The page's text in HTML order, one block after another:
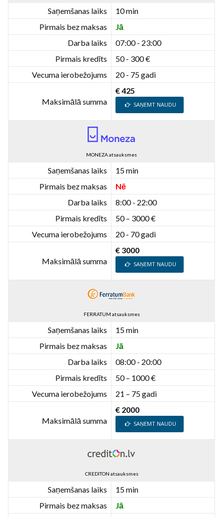
Saņemšanas laiks
10 min
Pirmais bez maksas
Jā
Darba laiks
07:00 - 23:00
Pirmais kredīts
50 - 300 €
Vecuma ierobežojums
20 - 75 gadi
Maksimālā summa
€ 425
SAŅEMT NAUDU
MONEZA atsauksmes
Saņemšanas laiks
15 min
Pirmais bez maksas
Nē
Darba laiks
8:00 - 22:00
Pirmais kredīts
50 – 3000 €
Vecuma ierobežojums
20 - 70 gadi
Maksimālā summa
€ 3000
SAŅEMT NAUDU
FERRATUM atsauksmes
Saņemšanas laiks
15 min
Pirmais bez maksas
Jā
Darba laiks
08:00 - 20:00
Pirmais kredīts
50 – 1000 €
Vecuma ierobežojums
21 – 75 gadi
Maksimālā summa
€ 2000
SAŅEMT NAUDU
CREDITON atsauksmes
Saņemšanas laiks
15 min
Pirmais bez maksas
Jā